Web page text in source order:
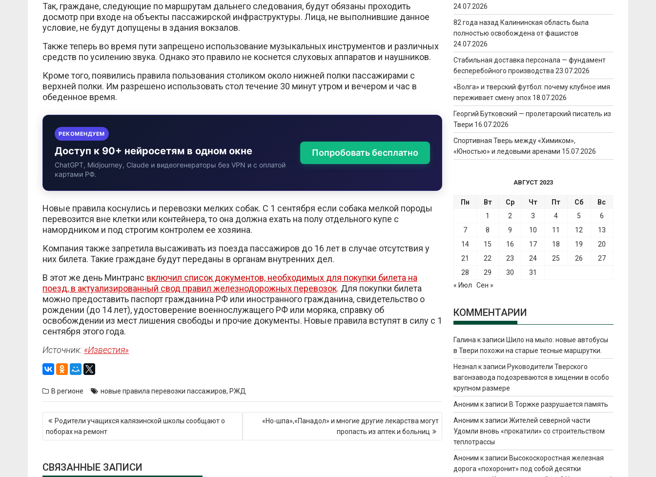
Так, граждане, следующие по маршрутам дальнего следования, будут обязаны проходить
досмотр при входе на объекты пассажирской инфраструктуры. Лица, не выполнившие данное
условие, не будут допущены в здания вокзалов.
Также теперь во время пути запрещено использование музыкальных инструментов и различных
средств по усилению звука. Однако это правило не коснется слуховых аппаратов и наушников.
Кроме того, появились правила пользования столиком около нижней полки пассажирами с
верхней полки. Им разрешено использовать стол течение 30 минут утром и вечером и час в
обеденное время.
РЕКОМЕНДУЕМ
Доступ к 90+ нейросетям в одном окне
ChatGPT, Midjourney, Claude и видеогенераторы без VPN и с оплатой
картами РФ.
Попробовать бесплатно
Новые правила коснулись и перевозки мелких собак. С 1 сентября если собака мелкой породы
перевозится вне клетки или контейнера, то она должна ехать на полу отдельного купе с
намордником и под строгим контролем ее хозяина.
Компания также запретила высаживать из поезда пассажиров до 16 лет в случае отсутствия у
них билета. Такие граждане будут переданы в органам внутренних дел.
В этот же день Минтранс включил список документов, необходимых для покупки билета на
поезд, в актуализированный свод правил железнодорожных перевозок. Для покупки билета
можно предоставить паспорт гражданина РФ или иностранного гражданина, свидетельство о
рождении (до 14 лет), удостоверение военнослужащего РФ или моряка, справку об
освобождении из мест лишения свободы и прочие документы. Новые правила вступят в силу с 1
сентября этого года.
Источник: «Известия»
В регионе новые правила перевозки пассажиров, РЖД
Навигация
по
записям
Родители учащихся калязинской школы сообщают о
поборах на ремонт
«Но-шпа»,«Панадол» и многие другие лекарства могут
пропасть из аптек и больниц
СВЯЗАННЫЕ ЗАПИСИ
24.07.2026
82 года назад Калининская область была
полностью освобождена от фашистов
24.07.2026
Стабильная доставка персонала — фундамент
бесперебойного производства 23.07.2026
«Волга» и тверский футбол: почему клубное имя
переживает смену эпох 18.07.2026
Георгий Бутковский — пролетарский писатель из
Твери 16.07.2026
Спортивная Тверь между «Химиком»,
«Юностью» и ледовыми аренами 15.07.2026
АВГУСТ 2023
Пн Вт Ср Чт Пт Сб
Вс
1
2 3 4 5
6
7
8 9 10 11 12
13
14
15 16 17 18 19
20
21
22 23 24 25 26
27
28
29 30
31
« Июл
Сен »
КОММЕНТАРИИ
Галина к записи Шило на мыло: новые автобусы
в Твери похожи на старые тесные маршрутки.
Незнал к записи Руководители Тверского
вагонзавода подозреваются в хищении в особо
крупном размере
Аноним к записи В Торжке разрушается память
Аноним к записиЖителей северной части
Удомли вновь «прокатили» со строительством
теплотрассы
Аноним к записи Высокоскоростная железная
дорога «похоронит» под собой десятки